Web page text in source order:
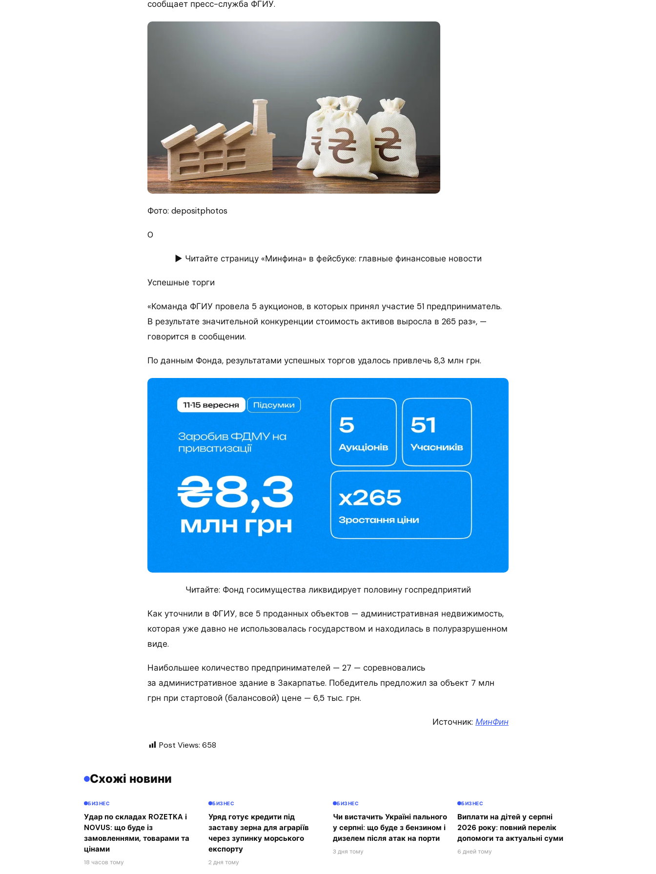
сообщает пресс-служба ФГИУ.
Фото: depositphotos
0
► Читайте страницу «Минфина» в фейсбуке: главные финансовые новости
Успешные торги
«Команда ФГИУ провела 5 аукционов, в которых принял участие 51 предприниматель.
В результате значительной конкуренции стоимость активов выросла в 265 раз», —
говорится в сообщении.
По данным Фонда, результатами успешных торгов удалось привлечь 8,3 млн грн.
Читайте: Фонд госимущества ликвидирует половину госпредприятий
Как уточнили в ФГИУ, все 5 проданных объектов — административная недвижимость,
которая уже давно не использовалась государством и находилась в полуразрушенном
виде.
Наибольшее количество предпринимателей — 27 — соревновались
за административное здание в Закарпатье. Победитель предложил за объект 7 млн
грн при стартовой (балансовой) цене — 6,5 тыс. грн.
Источник: МинФин
Post Views: 658
Схожі новини
БИЗНЕС
Удар по складах ROZETKA і
NOVUS: що буде із
замовленнями, товарами та
цінами
18 часов тому
БИЗНЕС
Уряд готує кредити під
заставу зерна для аграріїв
через зупинку морського
експорту
2 дня тому
БИЗНЕС
Чи вистачить Україні пального
у серпні: що буде з бензином і
дизелем після атак на порти
3 дня тому
БИЗНЕС
Виплати на дітей у серпні
2026 року: повний перелік
допомоги та актуальні суми
6 дней тому